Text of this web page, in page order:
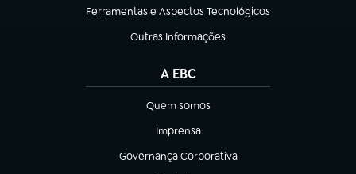
Ferramentas e Aspectos Tecnológicos
(abre em nova aba)
Outras Informações
(abre em nova aba)
A EBC
Quem somos
(abre em nova aba)
Imprensa
(abre em nova aba)
Governança Corporativa
(abre em nova aba)